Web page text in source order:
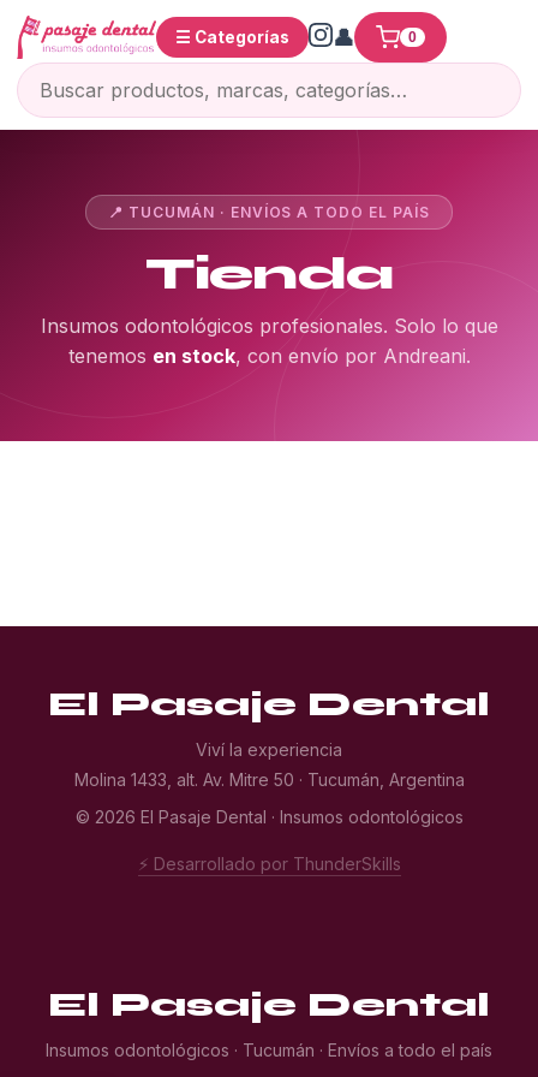
☰ Categorías 0
📍 TUCUMÁN · ENVÍOS A TODO EL PAÍS
Tienda
Insumos odontológicos profesionales. Solo lo que
tenemos en stock, con envío por Andreani.
El Pasaje Dental
Viví la experiencia
Molina 1433, alt. Av. Mitre 50 · Tucumán, Argentina
© 2026 El Pasaje Dental · Insumos odontológicos
⚡ Desarrollado por ThunderSkills
El Pasaje Dental
Insumos odontológicos · Tucumán · Envíos a todo el país